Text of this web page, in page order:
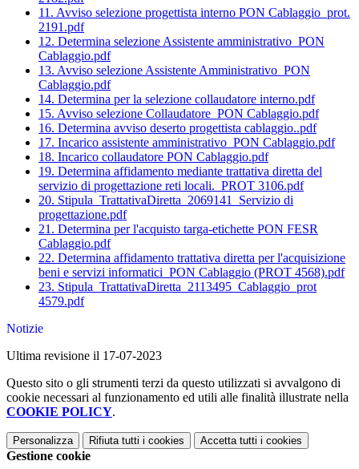
11. Avviso selezione progettista interno PON Cablaggio_prot.
2191.pdf
12. Determina selezione Assistente amministrativo_PON
Cablaggio.pdf
13. Avviso selezione Assistente Amministrativo_PON
Cablaggio.pdf
14. Determina per la selezione collaudatore interno.pdf
15. Avviso selezione Collaudatore_PON Cablaggio.pdf
16. Determina avviso deserto progettista cablaggio..pdf
17. Incarico assistente amministrativo_PON Cablaggio.pdf
18. Incarico collaudatore PON Cablaggio.pdf
19. Determina affidamento mediante trattativa diretta del
servizio di progettazione reti locali._PROT 3106.pdf
20. Stipula_TrattativaDiretta_2069141_Servizio di
progettazione.pdf
21. Determina per l'acquisto targa-etichette PON FESR
Cablaggio.pdf
22. Determina affidamento trattativa diretta per l'acquisizione
beni e servizi informatici_PON Cablaggio (PROT 4568).pdf
23. Stipula_TrattativaDiretta_2113495_Cablaggio_prot
4579.pdf
Notizie
Ultima revisione il 17-07-2023
Questo sito o gli strumenti terzi da questo utilizzati si avvalgono di
cookie necessari al funzionamento ed utili alle finalità illustrate nella
COOKIE POLICY.
Personalizza Rifiuta tutti i cookies Accetta tutti i cookies
Gestione cookie